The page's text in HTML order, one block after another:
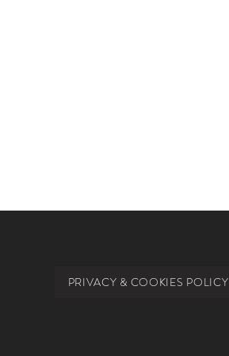
PRIVACY & COOKIES POLICY